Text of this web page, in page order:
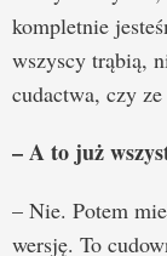
kompletnie
wszyscy trąbią,
cudactwa, czy
– A to już
– Nie. Potem
wersję. To